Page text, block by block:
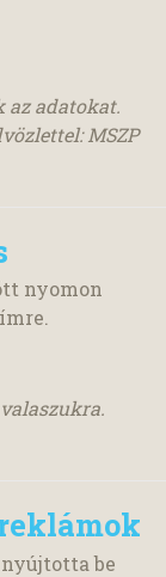
az adatokat.
MSZP
nyomon
nyújtotta be